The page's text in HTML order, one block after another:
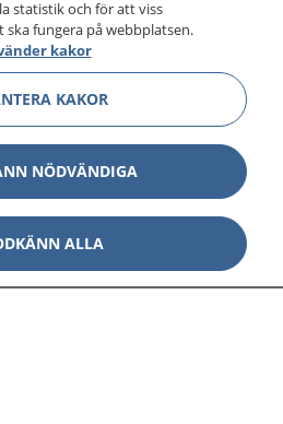
din hälsa och vård
hälsa och information om
du kan kontakta.
journal och göra dina
1177 för
runt.
vill må bättre.
statistik och för att viss
fungera på webbplatsen.
kakor
KAKOR
NÖDVÄNDIGA
ALLA